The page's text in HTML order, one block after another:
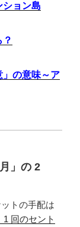
ョン島
の意味～ア
」の 2
トの手配は
1 回のセント